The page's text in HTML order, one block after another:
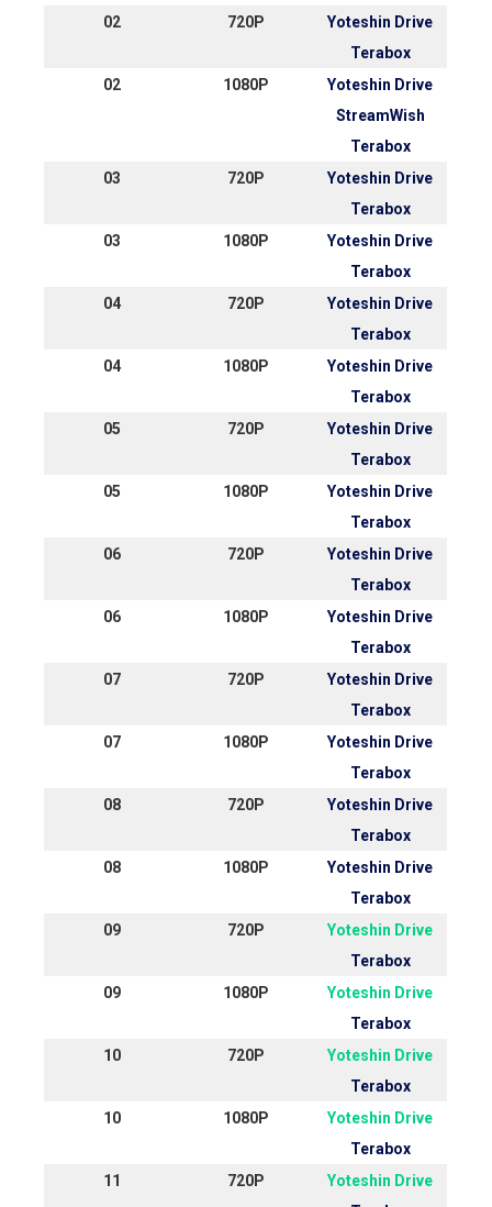
02
720P
Yoteshin Drive
Terabox
02
1080P
Yoteshin Drive
StreamWish
Terabox
03
720P
Yoteshin Drive
Terabox
03
1080P
Yoteshin Drive
Terabox
04
720P
Yoteshin Drive
Terabox
04
1080P
Yoteshin Drive
Terabox
05
720P
Yoteshin Drive
Terabox
05
1080P
Yoteshin Drive
Terabox
06
720P
Yoteshin Drive
Terabox
06
1080P
Yoteshin Drive
Terabox
07
720P
Yoteshin Drive
Terabox
07
1080P
Yoteshin Drive
Terabox
08
720P
Yoteshin Drive
Terabox
08
1080P
Yoteshin Drive
Terabox
09
720P
Yoteshin Drive
Terabox
09
1080P
Yoteshin Drive
Terabox
10
720P
Yoteshin Drive
Terabox
10
1080P
Yoteshin Drive
Terabox
11
720P
Yoteshin Drive